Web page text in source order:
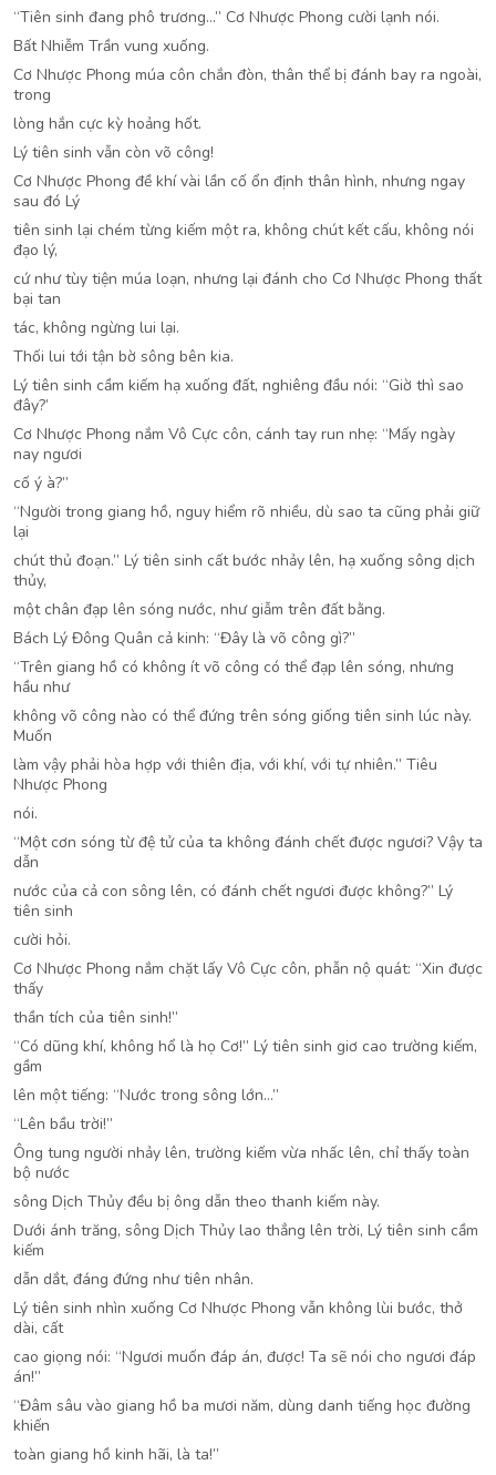
“Tiên sinh đang phô trương…” Cơ Nhược Phong cười lạnh nói.
Bất Nhiễm Trần vung xuống.
Cơ Nhược Phong múa côn chắn đòn, thân thể bị đánh bay ra ngoài,
trong
lòng hắn cực kỳ hoảng hốt.
Lý tiên sinh vẫn còn võ công!
Cơ Nhược Phong đề khí vài lần cố ổn định thân hình, nhưng ngay
sau đó Lý
tiên sinh lại chém từng kiếm một ra, không chút kết cấu, không nói
đạo lý,
cứ như tùy tiện múa loạn, nhưng lại đánh cho Cơ Nhược Phong thất
bại tan
tác, không ngừng lui lại.
Thối lui tới tận bờ sông bên kia.
Lý tiên sinh cầm kiếm hạ xuống đất, nghiêng đầu nói: “Giờ thì sao
đây?’
Cơ Nhược Phong nắm Vô Cực côn, cánh tay run nhẹ: “Mấy ngày
nay ngươi
cố ý à?”
“Người trong giang hồ, nguy hiểm rõ nhiều, dù sao ta cũng phải giữ
lại
chút thủ đoạn.” Lý tiên sinh cất bước nhảy lên, hạ xuống sông dịch
thủy,
một chân đạp lên sóng nước, như giẫm trên đất bằng.
Bách Lý Đông Quân cả kinh: “Đây là võ công gì?”
“Trên giang hồ có không ít võ công có thể đạp lên sóng, nhưng
hầu như
không võ công nào có thể đứng trên sóng giống tiên sinh lúc này.
Muốn
làm vậy phải hòa hợp với thiên địa, với khí, với tự nhiên.” Tiêu
Nhược Phong
nói.
“Một cơn sóng từ đệ tử của ta không đánh chết được ngươi? Vậy ta
dẫn
nước của cả con sông lên, có đánh chết ngươi được không?” Lý
tiên sinh
cười hỏi.
Cơ Nhược Phong nắm chặt lấy Vô Cực côn, phẫn nộ quát: “Xin được
thấy
thần tích của tiên sinh!”
“Có dũng khí, không hổ là họ Cơ!” Lý tiên sinh giơ cao trường kiếm,
gầm
lên một tiếng: “Nước trong sông lớn…”
“Lên bầu trời!”
Ông tung người nhảy lên, trường kiếm vừa nhấc lên, chỉ thấy toàn
bộ nước
sông Dịch Thủy đều bị ông dẫn theo thanh kiếm này.
Dưới ánh trăng, sông Dịch Thủy lao thẳng lên trời, Lý tiên sinh cầm
kiếm
dẫn dắt, đáng đứng như tiên nhân.
Lý tiên sinh nhìn xuống Cơ Nhược Phong vẫn không lùi bước, thở
dài, cất
cao giọng nói: “Ngươi muốn đáp án, được! Ta sẽ nói cho ngươi đáp
án!”
“Đâm sâu vào giang hồ ba mươi năm, dùng danh tiếng học đường
khiến
toàn giang hồ kinh hãi, là ta!”